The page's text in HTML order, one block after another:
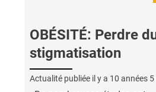
OBÉSITÉ: Perdre
stigmatisation
Actualité publiée il y a 10 années